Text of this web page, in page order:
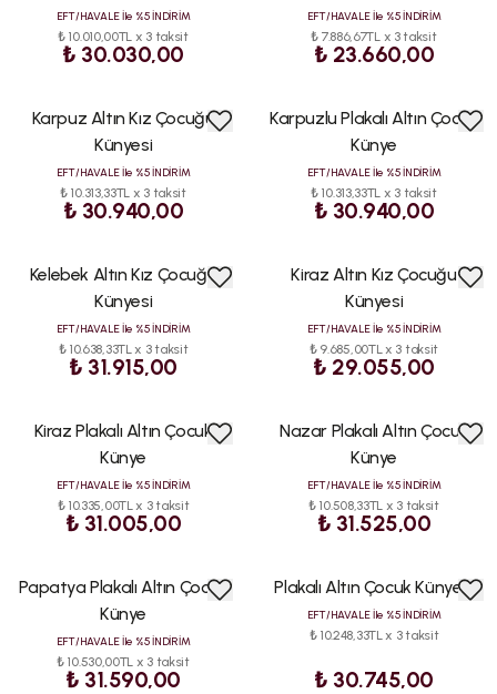
EFT/HAVALE İle %5 İNDİRİM
₺ 10.010,00TL x 3 taksit
₺ 30.030,00
EFT/HAVALE İle %5 İNDİRİM
₺ 7.886,67TL x 3 taksit
₺ 23.660,00
ÇOK
Karpuz Altın Kız Çocuğu
Künyesi
EFT/HAVALE İle %5 İNDİRİM
₺ 10.313,33TL x 3 taksit
₺ 30.940,00
ÇOK
Karpuzlu Plakalı Altın Çocuk
Künye
EFT/HAVALE İle %5 İNDİRİM
₺ 10.313,33TL x 3 taksit
₺ 30.940,00
ÇOK
Kelebek Altın Kız Çocuğu
Künyesi
EFT/HAVALE İle %5 İNDİRİM
₺ 10.638,33TL x 3 taksit
₺ 31.915,00
ÇOKKiraz Altın Kız Çocuğu
Künyesi
EFT/HAVALE İle %5 İNDİRİM
₺ 9.685,00TL x 3 taksit
₺ 29.055,00
ÇOK
Kiraz Plakalı Altın Çocuk
Künye
EFT/HAVALE İle %5 İNDİRİM
₺ 10.335,00TL x 3 taksit
₺ 31.005,00
ÇOK
Nazar Plakalı Altın Çocuk
Künye
EFT/HAVALE İle %5 İNDİRİM
₺ 10.508,33TL x 3 taksit
₺ 31.525,00
ÇOK
Papatya Plakalı Altın Çocuk
Künye
EFT/HAVALE İle %5 İNDİRİM
₺ 10.530,00TL x 3 taksit
₺ 31.590,00
ÇOK
Plakalı Altın Çocuk Künyesi
EFT/HAVALE İle %5 İNDİRİM
₺ 10.248,33TL x 3 taksit
₺ 30.745,00